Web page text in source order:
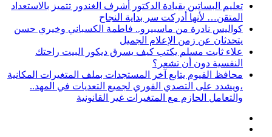
تعليم البساتين بقيادة الدكتور أشرف الغندور تتميز بالاستعداد
المتقن… لأنها أدركت سر بداية النجاح
كواليس نادرة من ماسبيرو.. فاطمة الكسباني وخيري حسن
يتحدثان عن زمن الإعلام الجميل
علاء ثابت مسلم يكتب كيف يسرق ديكور البيت راحتك
النفسية دون أن تشعر؟
محافظ الفيوم يتابع آخر المستجدات بملف المتغيرات المكانية
،ويشدد على التصدي الفوري لجميع التعديات في المهد..
والتعامل الحازم مع المتغيرات غير القانونية